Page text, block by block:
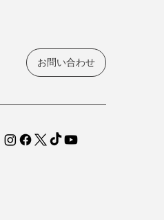
お問い合わせ